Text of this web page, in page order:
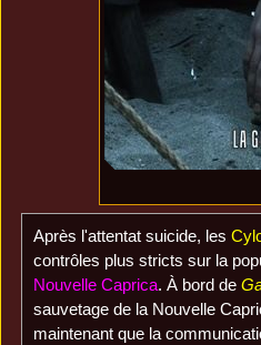
Après l'attentat suicide, les
contrôles plus stricts sur la
Nouvelle Caprica. À bord de
sauvetage de la Nouvelle
maintenant que la